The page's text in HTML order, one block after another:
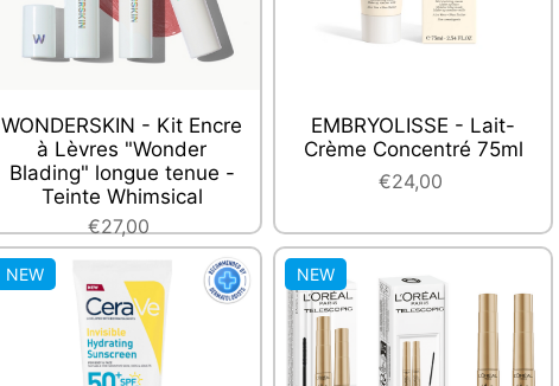
WONDERSKIN - Kit Encre
à Lèvres "Wonder
Blading" longue tenue -
Teinte Whimsical
€27,00
EMBRYOLISSE - Lait-
Crème Concentré 75ml
€24,00
NEW NEW